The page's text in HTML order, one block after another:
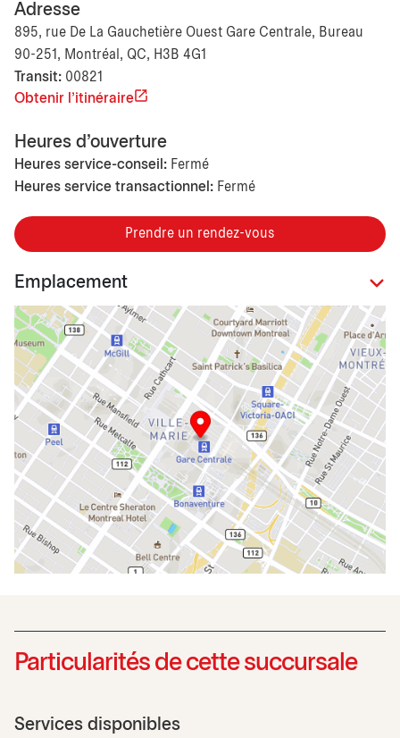
Adresse
895, rue De La Gauchetière Ouest Gare Centrale, Bureau
90-251, Montréal, QC, H3B 4G1
Transit: 00821
Obtenir l'itinéraire
Heures d'ouverture
Heures service-conseil: Fermé
Heures service transactionnel: Fermé
Prendre un rendez-vous
Emplacement
Particularités de cette succursale
Services disponibles